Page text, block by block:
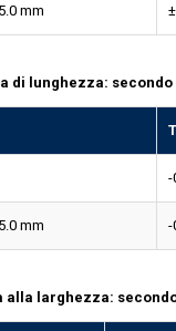
mm
di lunghezza: secondo
-
mm -
alla larghezza: secondo